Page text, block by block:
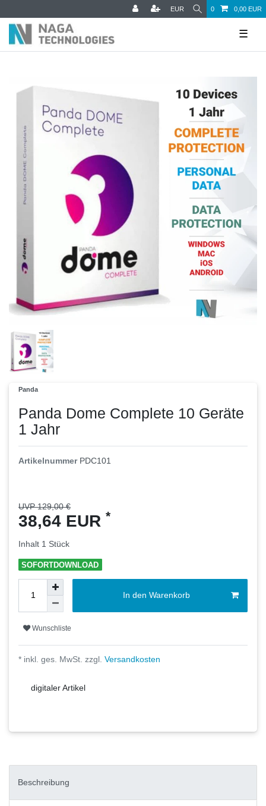
EUR 0 0,00 EUR
☰
Panda
Panda Dome Complete 10 Geräte
1 Jahr
Artikelnummer PDC101
UVP 129,00 €
38,64 EUR *
Inhalt 1 Stück
SOFORTDOWNLOAD
In den Warenkorb
Wunschliste
* inkl. ges. MwSt. zzgl. Versandkosten
digitaler Artikel
Beschreibung